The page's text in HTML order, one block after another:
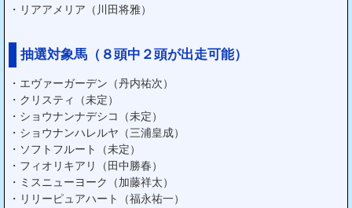
・リアアメリア（川田将雅）
抽選対象馬（８頭中２頭が出走可能）
・エヴァーガーデン（丹内祐次）
・クリスティ（未定）
・ショウナンナデシコ（未定）
・ショウナンハレルヤ（三浦皇成）
・ソフトフルート（未定）
・フィオリキアリ（田中勝春）
・ミスニューヨーク（加藤祥太）
・リリーピュアハート（福永祐一）